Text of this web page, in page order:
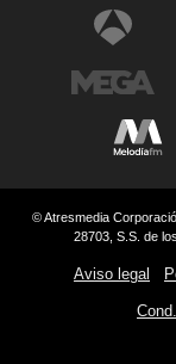
© Atresmedia
28703, S.S. de
Aviso legal